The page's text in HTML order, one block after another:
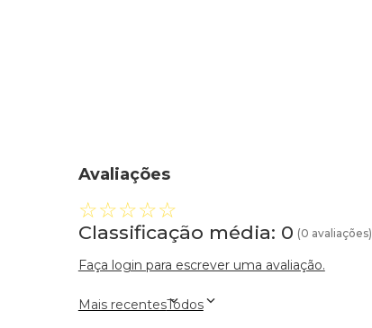
Avaliações
☆☆☆☆☆
Classificação média: 0 (0 avaliações)
Faça login para escrever uma avaliação.
Mais recentesTodos